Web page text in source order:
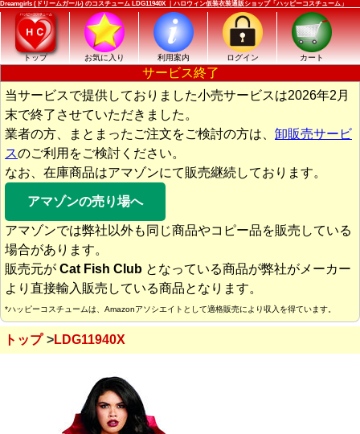
Dreamgirls (ドリームガール) のコスチューム LDG11940X ｜ハロウィン仮装衣装通販ショップ「ハッピーコスチューム」
トップ お気に入り 利用案内 ログイン カート
サービス終了
当サービスで提供しておりました小売サービスは2026年2月
末で終了させていただきました。
業者の方、まとまったご注文をご検討の方は、 卸販売サービ
スのご利用をご検討ください。
なお、在庫商品はアマゾンにて販売継続しております。
アマゾンの売り場へ
アマゾンでは弊社以外も同じ商品やコピー品を販売している
場合があります。
販売元が Cat Fish Club となっている商品が弊社がメーカー
より直接輸入販売している商品となります。
*ハッピーコスチュームは、Amazonアソシエイトとして適格販売により収入を得ています。
トップ LDG11940X